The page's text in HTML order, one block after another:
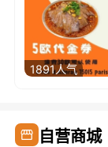
1891人气
自营商城